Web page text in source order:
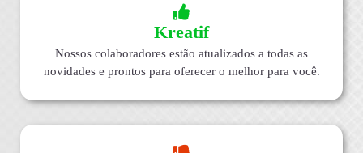
Kreatif
Nossos colaboradores estão atualizados a todas as
novidades e prontos para oferecer o melhor para você.